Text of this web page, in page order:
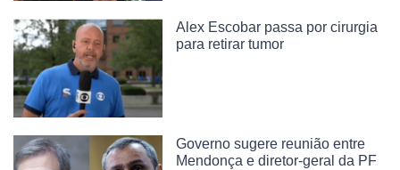
Alex Escobar passa por cirurgia
para retirar tumor
Governo sugere reunião entre
Mendonça e diretor-geral da PF